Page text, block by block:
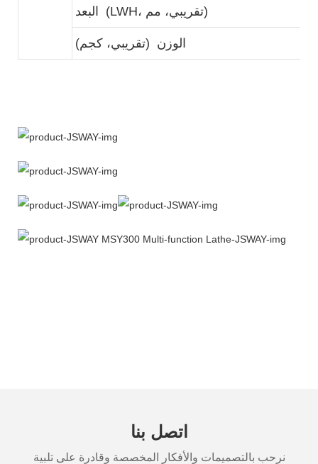
البعد (LWH، تقريبي، مم)
الوزن (تقريبي، كجم)
اتصل بنا
نرحب بالتصميمات والأفكار المخصصة وقادرة على تلبية